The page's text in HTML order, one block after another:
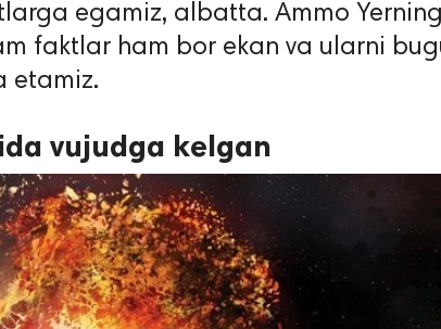
egamiz, albatta. Ammo Yerning
faktlar ham bor ekan va ularni
etamiz.
vujudga kelgan